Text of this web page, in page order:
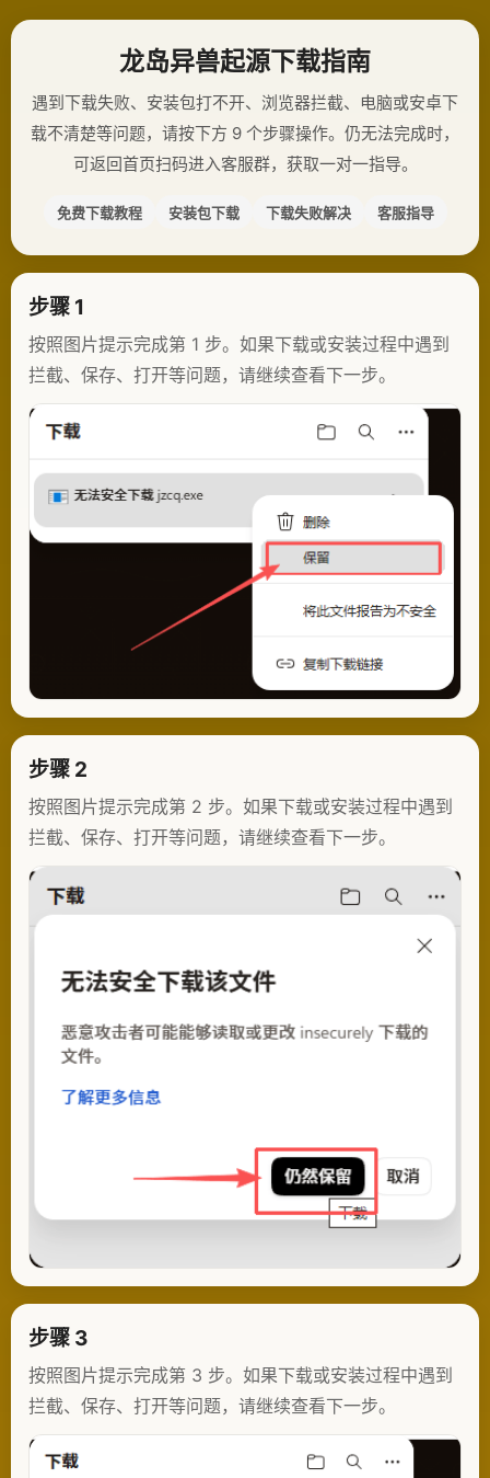
龙岛异兽起源下载指南
遇到下载失败、安装包打不开、浏览器拦截、电脑或安卓下
载不清楚等问题，请按下方 9 个步骤操作。仍无法完成时，
可返回首页扫码进入客服群，获取一对一指导。
免费下载教程 安装包下载 下载失败解决 客服指导
步骤 1
按照图片提示完成第 1 步。如果下载或安装过程中遇到
拦截、保存、打开等问题，请继续查看下一步。
步骤 2
按照图片提示完成第 2 步。如果下载或安装过程中遇到
拦截、保存、打开等问题，请继续查看下一步。
步骤 3
按照图片提示完成第 3 步。如果下载或安装过程中遇到
拦截、保存、打开等问题，请继续查看下一步。